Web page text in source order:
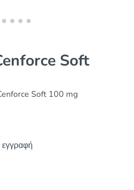
Soft
Soft 100 mg